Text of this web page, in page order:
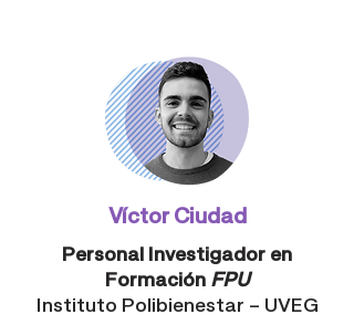
Víctor Ciudad
Personal Investigador en
Formación FPU
Instituto Polibienestar – UVEG